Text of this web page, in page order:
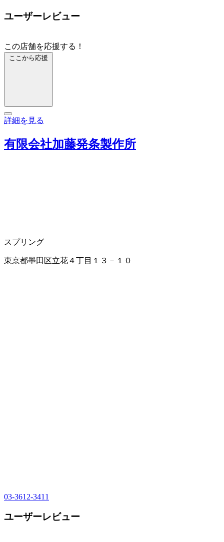
ユーザーレビュー
この店舗を応援する！
ここから応援
詳細を見る
有限会社加藤発条製作所
スプリング
東京都墨田区立花４丁目１３－１０
03-3612-3411
ユーザーレビュー